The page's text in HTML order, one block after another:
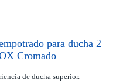
para ducha 2
Cromado
de ducha superior.